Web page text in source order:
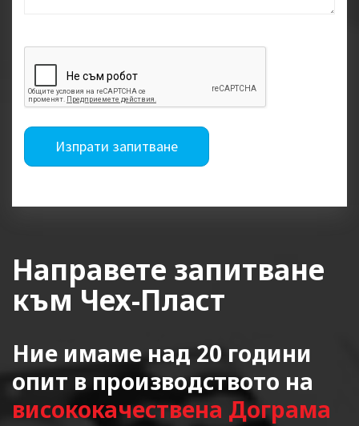
Изпрати запитване
Направете запитване
към Чех-Пласт
Ние имаме над 20 години
опит в производството на
висококачествена Дограма